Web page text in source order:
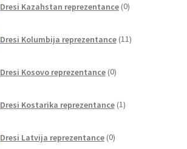
Dresi Kazahstan reprezentance 0izdelkov
Dresi Kolumbija reprezentance 11izdelkov
Dresi Kosovo reprezentance 0izdelkov
Dresi Kostarika reprezentance 1izdelek
Dresi Latvija reprezentance 0izdelkov